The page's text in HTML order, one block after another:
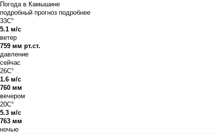
Погода в Камышине
подробный прогноз подробнее
33C°
5.1 м/с
ветер
759 мм рт.ст.
давление
сейчас
26C°
1.6 м/с
760 мм
вечером
20C°
5.3 м/с
763 мм
ночью